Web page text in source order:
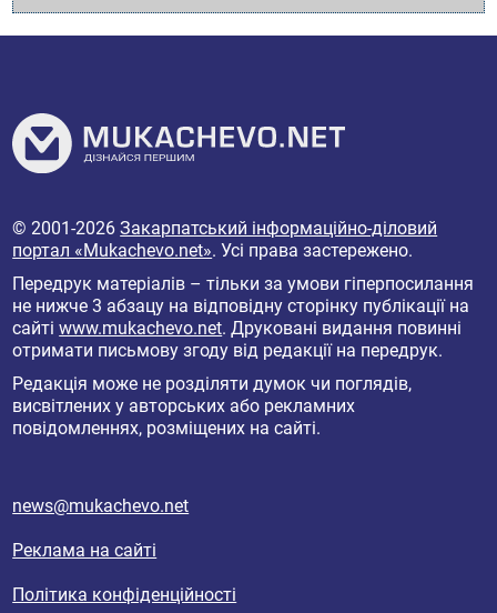
© 2001-2026Закарпатський інформаційно-діловий
портал «Mukachevo.net». Усі права застережено.
Передрук матеріалів – тільки за умови гіперпосилання
не нижче 3 абзацу на відповідну сторінку публікації на
сайтіwww.mukachevo.net. Друковані видання повинні
отримати письмову згоду від редакції на передрук.
Редакція може не розділяти думок чи поглядів,
висвітлених у авторських або рекламних
повідомленнях, розміщених на сайті.
news@mukachevo.net
Реклама на сайті
Політика конфіденційності